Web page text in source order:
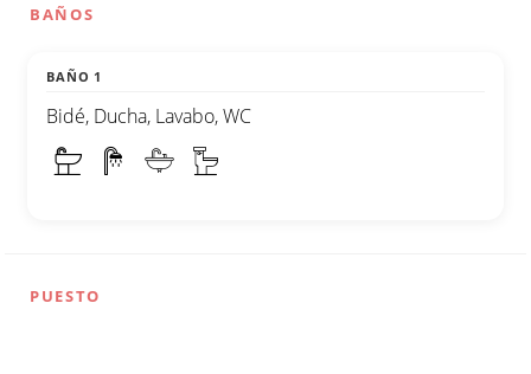
BAÑOS
BAÑO 1
Bidé, Ducha, Lavabo, WC
PUESTO